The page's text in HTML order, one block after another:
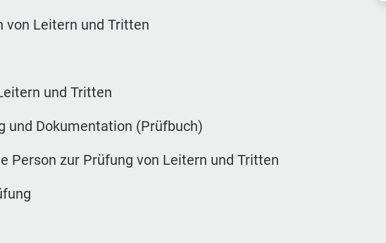
von Leitern und Tritten
und Tritten
und Dokumentation (Prüfbuch)
Person zur Prüfung von Leitern und Tritten